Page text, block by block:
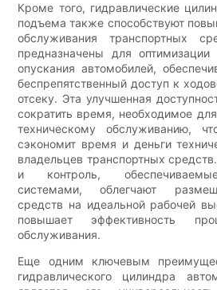
Кроме того, гидравлические
подъема также способствуют
обслуживания транспортных
предназначены для
опускания автомобилей,
беспрепятственный доступ к
отсеку. Эта улучшенная
сократить время, необходимое
техническому обслуживанию,
сэкономит время и деньги
владельцев транспортных
и контроль,
системами, облегчают
средств на идеальной рабочей
повышает эффективность
обслуживания.
Еще одним ключевым
гидравлического цилиндра